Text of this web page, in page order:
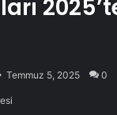
Temmuz 5, 2025 0